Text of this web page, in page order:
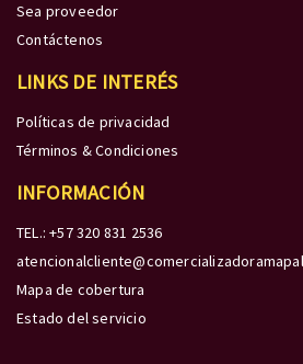
Sea proveedor
Contáctenos
LINKS DE INTERÉS
Políticas de privacidad
Términos & Condiciones
INFORMACIÓN
TEL.: +57 320 831 2536
Mapa de cobertura
Estado del servicio